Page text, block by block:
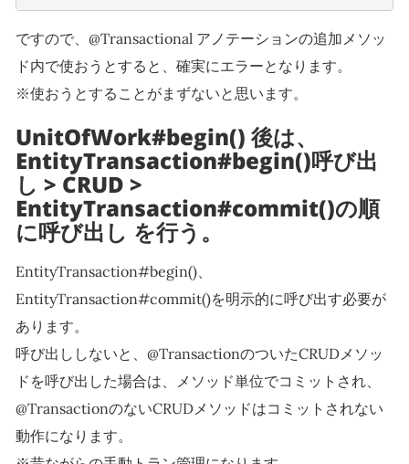
ですので、@Transactional アノテーションの追加メソッ
ド内で使おうとすると、確実にエラーとなります。
※使おうとすることがまずないと思います。
UnitOfWork#begin() 後は、
EntityTransaction#begin()呼び出
し > CRUD >
EntityTransaction#commit()の順
に呼び出し を行う。
EntityTransaction#begin()、
EntityTransaction#commit()を明示的に呼び出す必要が
あります。
呼び出ししないと、@TransactionのついたCRUDメソッ
ドを呼び出した場合は、メソッド単位でコミットされ、
@TransactionのないCRUDメソッドはコミットされない
動作になります。